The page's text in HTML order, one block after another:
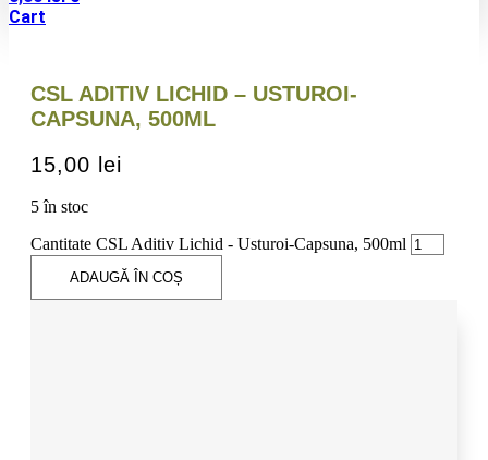
Cart
CSL ADITIV LICHID – USTUROI-
CAPSUNA, 500ML
15,00 lei
5 în stoc
Cantitate CSL Aditiv Lichid - Usturoi-Capsuna, 500ml
ADAUGĂ ÎN COȘ